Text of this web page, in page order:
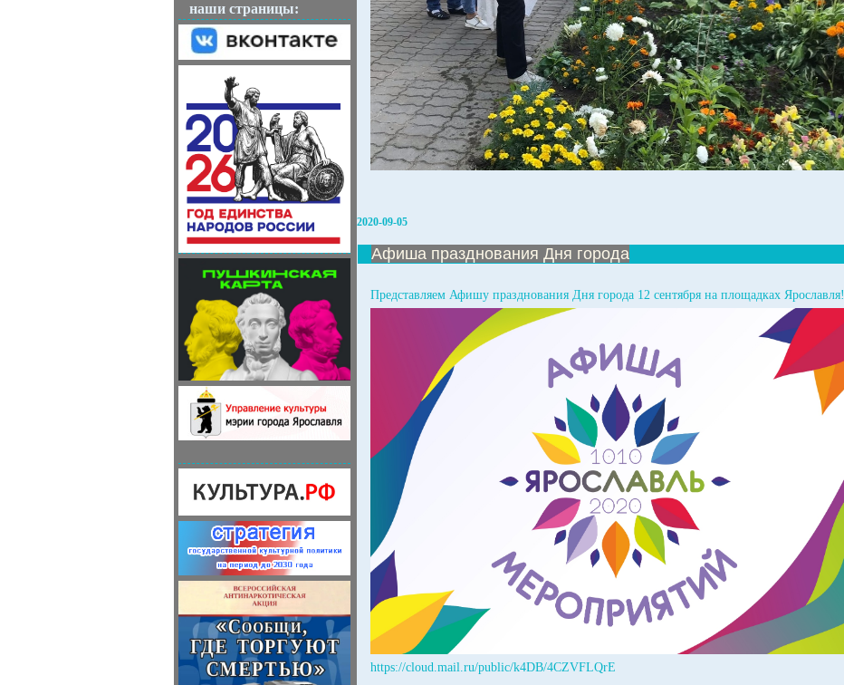
наши страницы:
2020-09-05
Афиша празднования Дня города
Представляем Афишу празднования Дня города 12 сентября на площадках Ярославля!
https://cloud.mail.ru/public/k4DB/4CZVFLQrE